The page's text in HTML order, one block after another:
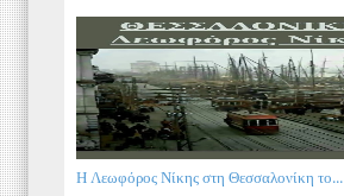
Η Λεωφόρος Νίκης στη Θεσσαλονίκη το...